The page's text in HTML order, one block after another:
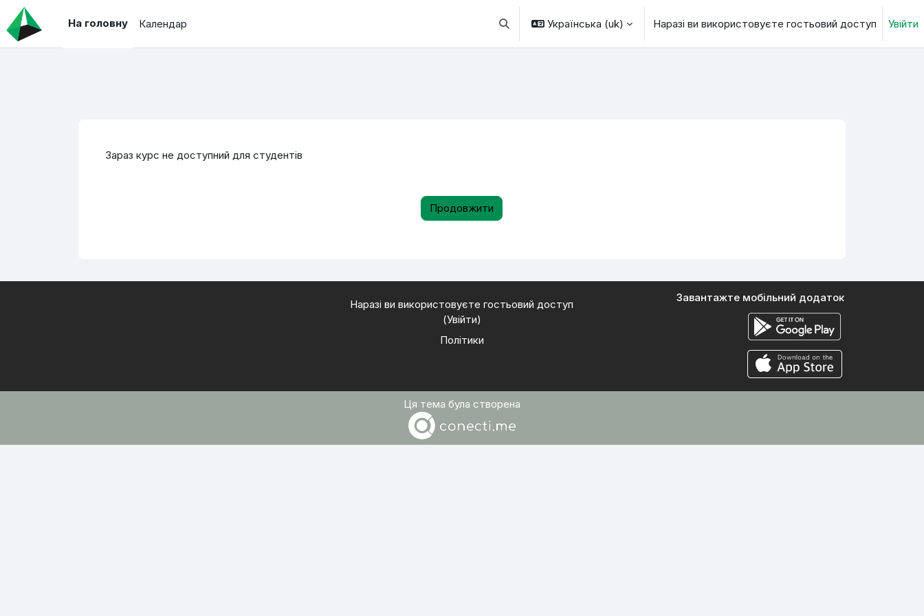
Перейти до головного вмісту
На головну
Календар Переключити введення пошуку
Українська ‎(uk)‎ Наразі ви використовуєте гостьовий доступ Увійти
Зараз курс не доступний для студентів
Продовжити
Наразі ви використовуєте гостьовий доступ
(Увійти)
Політики
Завантажте мобільний додаток
Ця тема була створена